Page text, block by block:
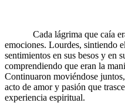
Cada lágrima que caía era
emociones. Lourdes, sintiendo
sentimientos en sus besos y en
comprendiendo que eran la
Continuaron moviéndose
acto de amor y pasión que
experiencia espiritual.